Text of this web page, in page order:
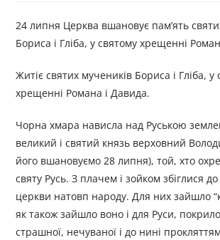
24 липня Церква вшановує пам’ять
Бориса і Гліба, у святому хрещенні
Житіє святих мучеників Бориса і Гліба, у
хрещенні Романа і Давида.
Чорна хмара нависла над Руською
великий і святий князь верховний
його вшановуємо 28 липня), той, хто
святу Русь. З плачем і зойком збіглися
церкви натовп народу. Для них зайшло
як також зайшло воно і для Руси,
страшної, нечуваної і до нині